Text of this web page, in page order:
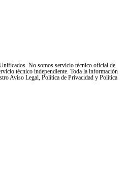
No somos servicio técnico oficial de
técnico independiente. Toda la información
Aviso Legal, Política de Privacidad y Política